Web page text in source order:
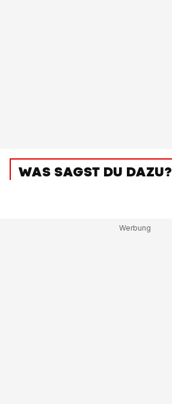
WAS SAGST DU DAZU?